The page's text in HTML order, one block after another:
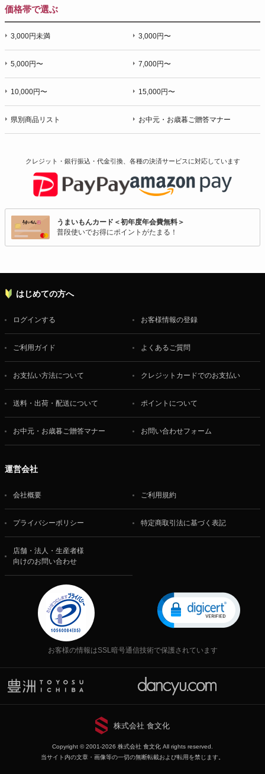
価格帯で選ぶ
3,000円未満 3,000円〜
5,000円〜 7,000円〜
10,000円〜 15,000円〜
県別商品リスト お中元・お歳暮ご贈答マナー
クレジット・銀行振込・代金引換、各種の決済サービスに対応しています
うまいもんカード＜初年度年会費無料＞
普段使いでお得にポイントがたまる！
はじめての方へ
ログインする お客様情報の登録
ご利用ガイド よくあるご質問
お支払い方法について クレジットカードでのお支払い
送料・出荷・配送について ポイントについて
お中元・お歳暮ご贈答マナー お問い合わせフォーム
運営会社
会社概要 ご利用規約
プライバシーポリシー 特定商取引法に基づく表記
店舗・法人・生産者様
向けのお問い合わせ
お客様の情報はSSL暗号通信技術で保護されています
株式会社 食文化
Copyright © 2001-2026 株式会社 食文化 All rights reserved.
当サイト内の文章・画像等の一切の無断転載および転用を禁じます。